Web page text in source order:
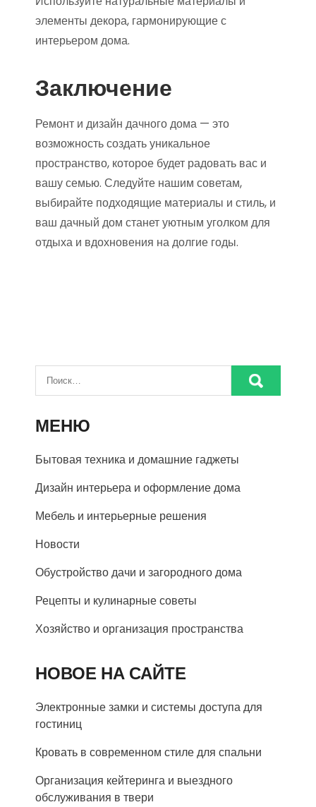
элементы декора, гармонирующие с
интерьером дома.
Заключение
Ремонт и дизайн дачного дома — это
возможность создать уникальное
пространство, которое будет радовать вас и
вашу семью. Следуйте нашим советам,
выбирайте подходящие материалы и стиль, и
ваш дачный дом станет уютным уголком для
отдыха и вдохновения на долгие годы.
МЕНЮ
Бытовая техника и домашние гаджеты
Дизайн интерьера и оформление дома
Мебель и интерьерные решения
Новости
Обустройство дачи и загородного дома
Рецепты и кулинарные советы
Хозяйство и организация пространства
НОВОЕ НА САЙТЕ
Электронные замки и системы доступа для
гостиниц
Кровать в современном стиле для спальни
Организация кейтеринга и выездного
обслуживания в твери